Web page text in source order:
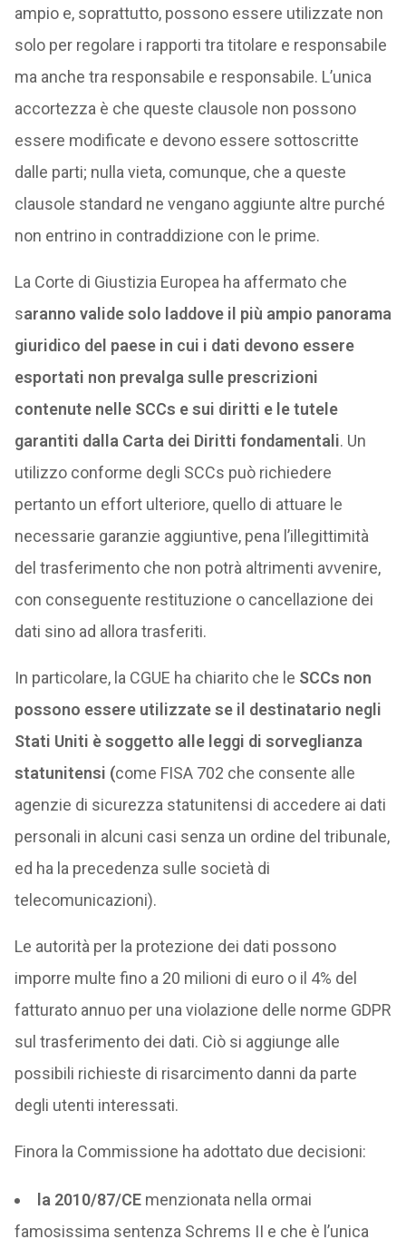
ampio e, soprattutto, possono essere utilizzate non
solo per regolare i rapporti tra titolare e responsabile
ma anche tra responsabile e responsabile. L’unica
accortezza è che queste clausole non possono
essere modificate e devono essere sottoscritte
dalle parti; nulla vieta, comunque, che a queste
clausole standard ne vengano aggiunte altre purché
non entrino in contraddizione con le prime.
La Corte di Giustizia Europea ha affermato che
saranno valide solo laddove il più ampio panorama
giuridico del paese in cui i dati devono essere
esportati non prevalga sulle prescrizioni
contenute nelle SCCs e sui diritti e le tutele
garantiti dalla Carta dei Diritti fondamentali. Un
utilizzo conforme degli SCCs può richiedere
pertanto un effort ulteriore, quello di attuare le
necessarie garanzie aggiuntive, pena l’illegittimità
del trasferimento che non potrà altrimenti avvenire,
con conseguente restituzione o cancellazione dei
dati sino ad allora trasferiti.
In particolare, la CGUE ha chiarito che le SCCs non
possono essere utilizzate se il destinatario negli
Stati Uniti è soggetto alle leggi di sorveglianza
statunitensi (come FISA 702 che consente alle
agenzie di sicurezza statunitensi di accedere ai dati
personali in alcuni casi senza un ordine del tribunale,
ed ha la precedenza sulle società di
telecomunicazioni).
Le autorità per la protezione dei dati possono
imporre multe fino a 20 milioni di euro o il 4% del
fatturato annuo per una violazione delle norme GDPR
sul trasferimento dei dati. Ciò si aggiunge alle
possibili richieste di risarcimento danni da parte
degli utenti interessati.
Finora la Commissione ha adottato due decisioni:
la 2010/87/CEmenzionata nella ormai
famosissima sentenza Schrems II e che è l’unica